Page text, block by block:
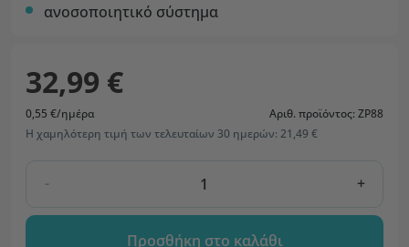
ανοσοποιητικό σύστημα
32,99 €
0,55 €/ημέρα
Αριθ. προϊόντος: ZP88
Η χαμηλότερη τιμή των τελευταίων 30 ημερών: 21,49 €
- +
Προσθήκη στο καλάθι